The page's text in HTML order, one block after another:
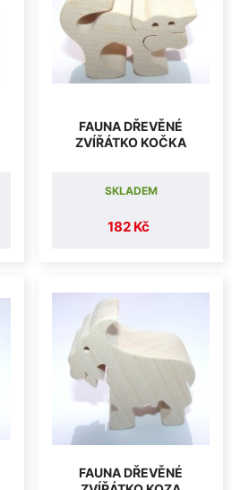
FAUNA DŘEVĚNÉ
ZVÍŘÁTKO KOČKA
182 Kč
SKLADEM
FAUNA DŘEVĚNÉ